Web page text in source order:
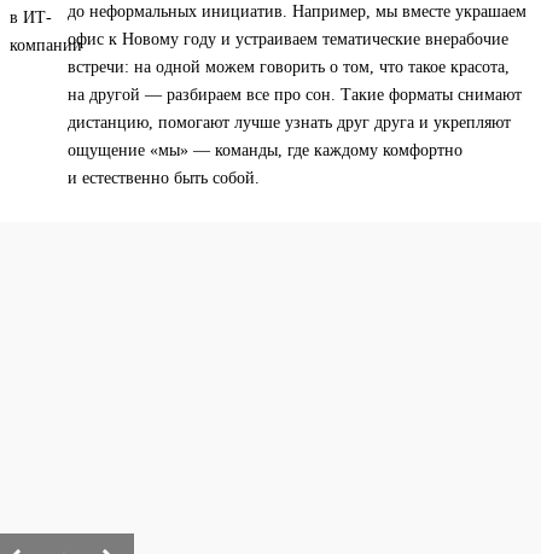
до неформальных инициатив. Например, мы вместе украшаем
офис к Новому году и устраиваем тематические внерабочие
встречи: на одной можем говорить о том, что такое красота,
на другой — разбираем все про сон. Такие форматы снимают
дистанцию, помогают лучше узнать друг друга и укрепляют
ощущение «мы» — команды, где каждому комфортно
и естественно быть собой.